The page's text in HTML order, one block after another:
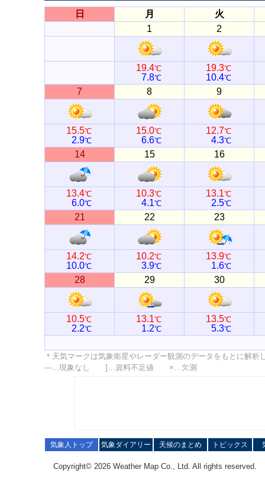
日 月
火
1
2
19.4℃
7.8℃
19.3℃
10.4℃
7 8 9
15.5℃
2.9℃
15.0℃
6.6℃
12.7℃
4.3℃
14 15 16
13.4℃
6.0℃
10.3℃
4.1℃
13.1℃
2.5℃
21 22 23
14.2℃
10.0℃
10.2℃
3.9℃
13.9℃
1.6℃
28 29 30
10.5℃
2.2℃
13.1℃
1.2℃
13.5℃
5.3℃
＊天気マークは気象衛星やレーダー観測のデータをもとに解
---…現象なし ]…資料不足値 ×…欠測
気象人トップ 気象ダイアリー 天候のまとめ トピックス
Copyright© 2026 Weather Map Co., Ltd. All rights reserved.